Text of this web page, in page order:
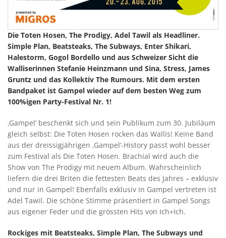
Die Toten Hosen, The Prodigy, Adel Tawil als Headliner.
Simple Plan, Beatsteaks, The Subways, Enter Shikari,
Halestorm, Gogol Bordello und aus Schweizer Sicht die
Walliserinnen Stefanie Heinzmann und Sina, Stress, James
Gruntz und das Kollektiv The Rumours. Mit dem ersten
Bandpaket ist Gampel wieder auf dem besten Weg zum
100%igen Party-Festival Nr. 1!
‚Gampel‘ beschenkt sich und sein Publikum zum 30. Jubiläum
gleich selbst: Die Toten Hosen rocken das Wallis! Keine Band
aus der dreissigjährigen ‚Gampel‘-History passt wohl besser
zum Festival als Die Toten Hosen. Brachial wird auch die
Show von The Prodigy mit neuem Album. Wahrscheinlich
liefern die drei Briten die fettesten Beats des Jahres – exklusiv
und nur in Gampel! Ebenfalls exklusiv in Gampel vertreten ist
Adel Tawil. Die schöne Stimme präsentiert in Gampel Songs
aus eigener Feder und die grössten Hits von Ich+Ich.
Rockiges mit Beatsteaks, Simple Plan, The Subways und